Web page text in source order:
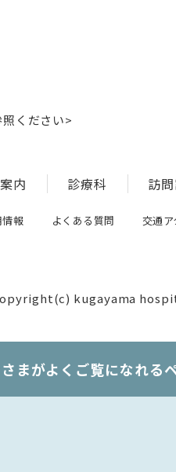
ください>
内 診療科 訪
報 よくある質問 交通ア
kugayama
がよくご覧になれる